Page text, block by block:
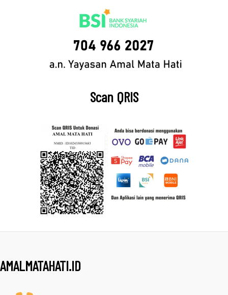
Scan QRIS
AMALMATAHATI.ID